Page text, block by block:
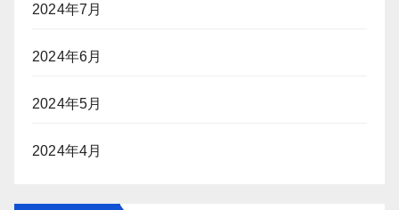
2024年7月
2024年6月
2024年5月
2024年4月